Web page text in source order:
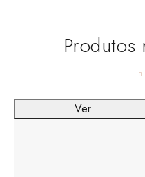
Produtos
Ver